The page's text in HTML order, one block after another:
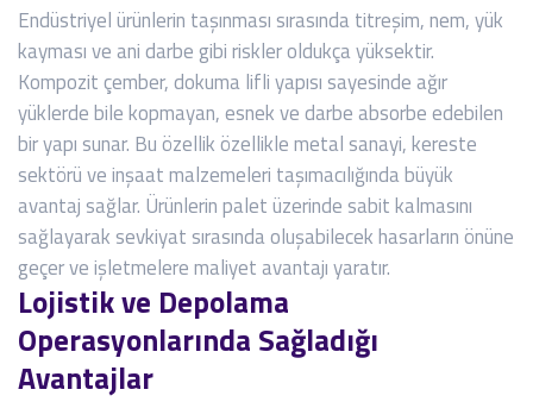
Endüstriyel ürünlerin taşınması sırasında titreşim, nem, yük
kayması ve ani darbe gibi riskler oldukça yüksektir.
Kompozit çember, dokuma lifli yapısı sayesinde ağır
yüklerde bile kopmayan, esnek ve darbe absorbe edebilen
bir yapı sunar. Bu özellik özellikle metal sanayi, kereste
sektörü ve inşaat malzemeleri taşımacılığında büyük
avantaj sağlar. Ürünlerin palet üzerinde sabit kalmasını
sağlayarak sevkiyat sırasında oluşabilecek hasarların önüne
geçer ve işletmelere maliyet avantajı yaratır.
Lojistik ve Depolama
Operasyonlarında Sağladığı
Avantajlar